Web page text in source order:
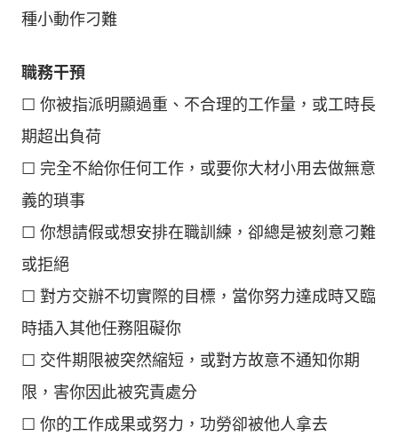
種小動作刁難
職務干預
☐ 你被指派明顯過重、不合理的工作量，或工時長
期超出負荷
☐ 完全不給你任何工作，或要你大材小用去做無意
義的瑣事
☐ 你想請假或想安排在職訓練，卻總是被刻意刁難
或拒絕
☐ 對方交辦不切實際的目標，當你努力達成時又臨
時插入其他任務阻礙你
☐ 交件期限被突然縮短，或對方故意不通知你期
限，害你因此被究責處分
☐ 你的工作成果或努力，功勞卻被他人拿去